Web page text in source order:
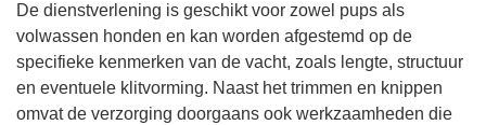
De dienstverlening is geschikt voor zowel pups als
volwassen honden en kan worden afgestemd op de
specifieke kenmerken van de vacht, zoals lengte, structuur
en eventuele klitvorming. Naast het trimmen en knippen
omvat de verzorging doorgaans ook werkzaamheden die